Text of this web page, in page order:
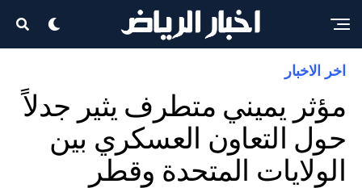
اخر الاخبار
مؤثر يميني متطرف يثير جدلاً
حول التعاون العسكري بين
الولايات المتحدة وقطر